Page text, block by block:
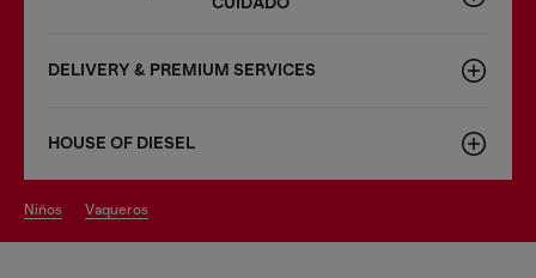
DELIVERY & PREMIUM SERVICES
HOUSE OF DIESEL
niños vaqueros